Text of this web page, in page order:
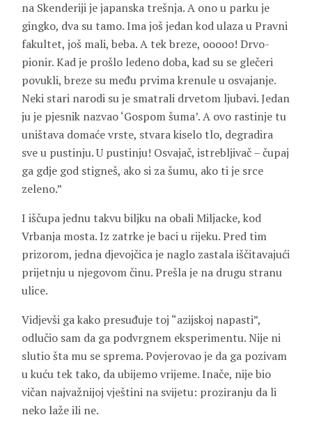
na Skenderiji je japanska trešnja. A ono u parku je
gingko, dva su tamo. Ima još jedan kod ulaza u Pravni
fakultet, još mali, beba. A tek breze, ooooo! Drvo-
pionir. Kad je prošlo ledeno doba, kad su se glečeri
povukli, breze su među prvima krenule u osvajanje.
Neki stari narodi su je smatrali drvetom ljubavi. Jedan
ju je pjesnik nazvao ‘Gospom šuma’. A ovo rastinje tu
uništava domaće vrste, stvara kiselo tlo, degradira
sve u pustinju. U pustinju! Osvajač, istrebljivač – čupaj
ga gdje god stigneš, ako si za šumu, ako ti je srce
zeleno.”
I iščupa jednu takvu biljku na obali Miljacke, kod
Vrbanja mosta. Iz zatrke je baci u rijeku. Pred tim
prizorom, jedna djevojčica je naglo zastala iščitavajući
prijetnju u njegovom činu. Prešla je na drugu stranu
ulice.
Vidjevši ga kako presuđuje toj “azijskoj napasti”,
odlučio sam da ga podvrgnem eksperimentu. Nije ni
slutio šta mu se sprema. Povjerovao je da ga pozivam
u kuću tek tako, da ubijemo vrijeme. Inače, nije bio
vičan najvažnijoj vještini na svijetu: proziranju da li
neko laže ili ne.